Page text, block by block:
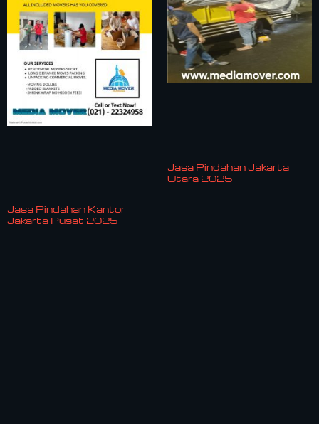
Jasa Pindahan Kantor
Jakarta Pusat 2025
Jasa Pindahan Jakarta
Utara 2025